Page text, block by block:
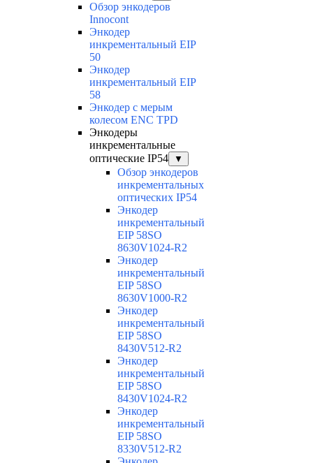
Обзор энкодеров
Innocont
Энкодер
инкрементальный EIP
50
Энкодер
инкрементальный EIP
58
Энкодер с мерым
колесом ENC TPD
Энкодеры
инкрементальные
оптические IP54
▼
Обзор энкодеров
инкрементальных
оптических IP54
Энкодер
инкрементальный
EIP 58SO
8630V1024-R2
Энкодер
инкрементальный
EIP 58SO
8630V1000-R2
Энкодер
инкрементальный
EIP 58SO
8430V512-R2
Энкодер
инкрементальный
EIP 58SO
8430V1024-R2
Энкодер
инкрементальный
EIP 58SO
8330V512-R2